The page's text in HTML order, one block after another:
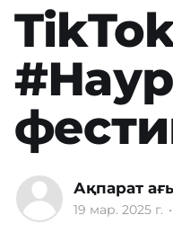
Ақпарат
19 мар. 2025 г. •